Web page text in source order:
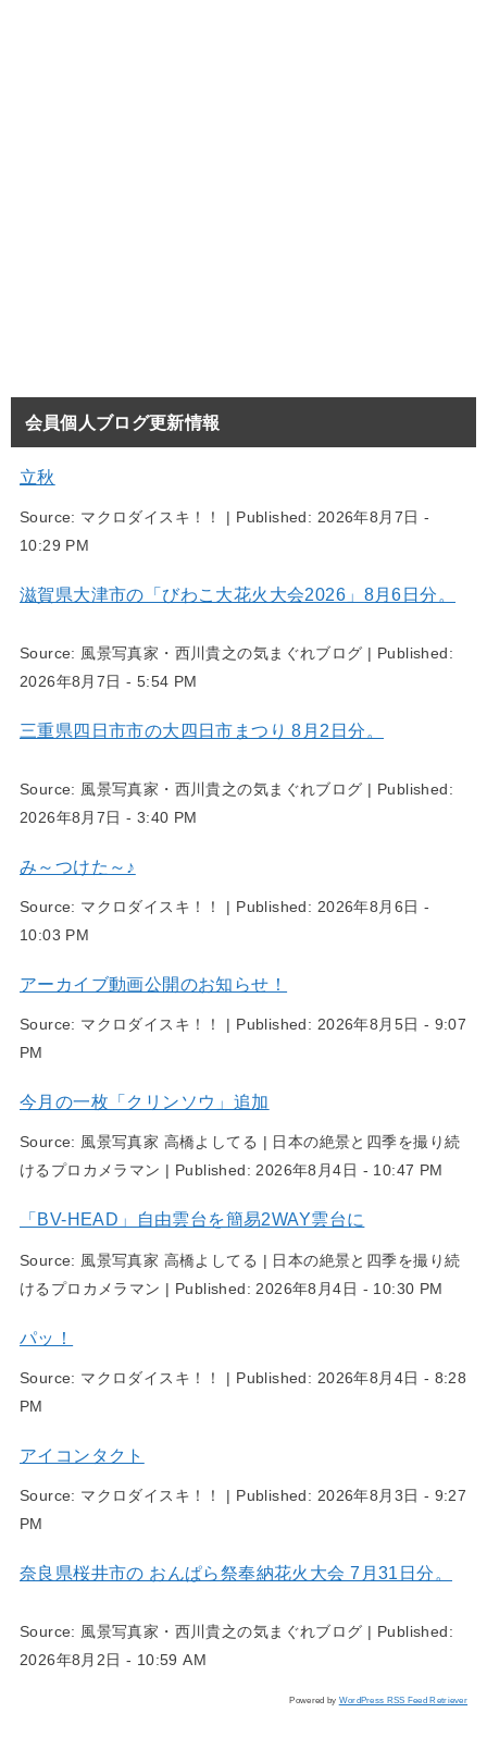
会員個人ブログ更新情報
立秋
Source: マクロダイスキ！！ | Published: 2026年8月7日 -
10:29 PM
滋賀県大津市の「びわこ大花火大会2026」8月6日分。
Source: 風景写真家・西川貴之の気まぐれブログ | Published:
2026年8月7日 - 5:54 PM
三重県四日市市の大四日市まつり 8月2日分。
Source: 風景写真家・西川貴之の気まぐれブログ | Published:
2026年8月7日 - 3:40 PM
み～つけた～♪
Source: マクロダイスキ！！ | Published: 2026年8月6日 -
10:03 PM
アーカイブ動画公開のお知らせ！
Source: マクロダイスキ！！ | Published: 2026年8月5日 - 9:07
PM
今月の一枚「クリンソウ」追加
Source: 風景写真家 高橋よしてる | 日本の絶景と四季を撮り続
けるプロカメラマン | Published:2026年8月4日 - 10:47 PM
「BV-HEAD」自由雲台を簡易2WAY雲台に
Source: 風景写真家 高橋よしてる | 日本の絶景と四季を撮り続
けるプロカメラマン | Published: 2026年8月4日 - 10:30 PM
パッ！
Source: マクロダイスキ！！ | Published: 2026年8月4日 - 8:28
PM
アイコンタクト
Source: マクロダイスキ！！ | Published: 2026年8月3日 - 9:27
PM
奈良県桜井市の おんぱら祭奉納花火大会 7月31日分。
Source: 風景写真家・西川貴之の気まぐれブログ | Published:
2026年8月2日 - 10:59 AM
Powered by WordPress RSS Feed Retriever